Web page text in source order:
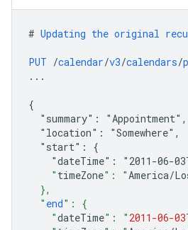
# Updating the original
PUT /calendar/v3/calendars/
...
{
"summary":
"Appointment",
"location":
"Somewhere",
"start":
{
"dateTime":
"2011-06-03
    "
timeZone": "America/
  },
  "
end": {
    "
dateTime": " 2011-06-03